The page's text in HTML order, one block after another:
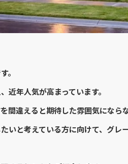
。
近年人気が高まっています。
間違えると期待した雰囲気になら
いと考えている方に向けて、グレ